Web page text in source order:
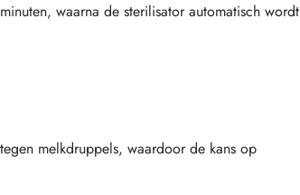
waarna de sterilisator automatisch wordt
melkdruppels, waardoor de kans op